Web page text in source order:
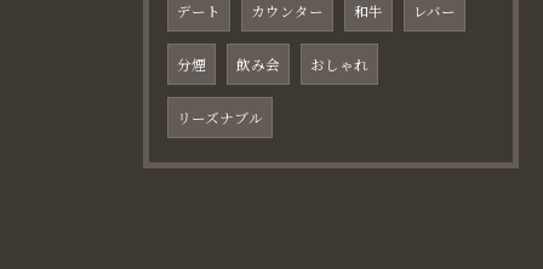
デート カウンター 和牛 レバー
分煙 飲み会 おしゃれ
リーズナブル